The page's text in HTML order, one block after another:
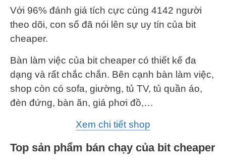
Với 96% đánh giá tích cực cùng 4142 người
theo dõi, con số đã nói lên sự uy tín của bit
cheaper.
Bàn làm việc của bit cheaper có thiết kế đa
dạng và rất chắc chắn. Bên cạnh bàn làm việc,
shop còn có sofa, giường, tủ TV, tủ quần áo,
đèn đứng, bàn ăn, giá phơi đồ,…
Xem chi tiết shop
Top sản phẩm bán chạy của bit cheaper